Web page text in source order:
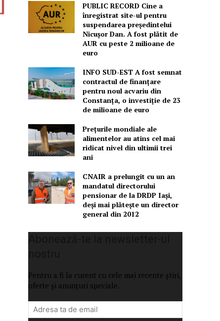
PUBLIC RECORD Cine a
înregistrat site-ul pentru
suspendarea președintelui
Nicușor Dan. A fost plătit de
AUR cu peste 2 milioane de
euro
INFO SUD-EST A fost semnat
contractul de finanțare
pentru noul acvariu din
Constanța, o investiție de 23
de milioane de euro
Prețurile mondiale ale
alimentelor au atins cel mai
ridicat nivel din ultimii trei
ani
CNAIR a prelungit cu un an
mandatul directorului
pensionar de la DRDP Iași,
deși mai plătește un director
general din 2012
Pentru a fi la curent cu cele mai recente știri,
oferte și anunțuri speciale.